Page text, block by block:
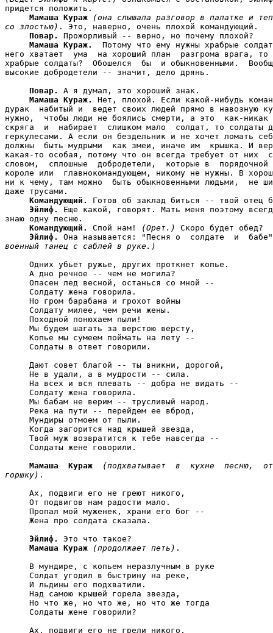
придется положить.
Мамаша Кураж
(она слышала разговор в палатке и
со злостью) . Это, наверно, очень плохой командующий.
Повар.
Прожорливый -- верно, но почему плохой?
Мамаша Кураж.
Потому что ему нужны храбрые
него хватает  ума  на хороший план  разгрома врага, то
храбрые солдаты?  Обошелся  бы  и обыкновенными.
высокие добродетели -- значит, дело дрянь.
Повар.
А я думал, это хороший знак.
Мамаша Кураж.
Нет, плохой. Если какой-нибудь
дурак  набитый и  ведет своих людей прямо в навозную
нужно,  чтобы люди не боялись смерти, а это  как-никак
скряга  и  набирает  слишком мало  солдат, то солдаты
геркулесами. А если он бездельник и не хочет ломать
должны  быть мудрыми  как змеи, иначе им  крышка. И
какая-то особая, потому что он всегда требует от них
словом,  сплошные  добродетели,  которые в
короле или  главнокомандующем, никому не нужны. В
ни к чему, там можно  быть обыкновенными людьми,  не
даже трусами.
Командующий.
Готов об заклад биться -- твой отец
Эйлиф.
Еще какой, говорят. Мать меня поэтому
знаю одну песню.
Командующий.
Спой нам! (Орет.)
Скоро будет обед?
Эйлиф.
Она называется: "Песня о  солдате  и
военный танец с саблей в руке.)
     Одних убьет ружье, других проткнет копье.
     А дно речное -- чем не могила?
     Опасен лед весной, останься со мной --
     Солдату жена говорила.
     Но гром барабана и грохот войны
     Солдату милее, чем речи жены.
     Походной понюхаем пыли!
     Мы будем шагать за верстою версту,
     Копье мы сумеем поймать на лету --
     Солдаты в ответ говорили.
     Дают совет благой -- ты вникни, дорогой,
     Не в удали, а в мудрости -- сила.
     На всех и вся плевать -- добра не видать --
     Солдату жена говорила.
     Мы бабам не верим -- трусливый народ.
     Река на пути -- перейдем ее вброд,
     Мундиры отмоем от пыли.
     Когда загорится над крышей звезда,
     Твой муж возвратится к тебе навсегда --
     Солдаты жене говорили.
Мамаша  Кураж
(подхватывает  в  кухне  песню,
горшку) .
     Ах, подвиги его не греют никого,
     От подвигов нам радости мало.
     Пропал мой муженек, храни его бог --
     Жена про солдата сказала.
Эйлиф.
Это что такое?
Мамаша Кураж
(продолжает петь) .
     В мундире, с копьем неразлучным в руке
     Солдат угодил в быстрину на реке,
     И льдины его подхватили.
     Над самою крышей горела звезда,
     Но что же, но что же, но что же тогда
     Солдаты жене говорили?
     Ах, подвиги его не грели никого,